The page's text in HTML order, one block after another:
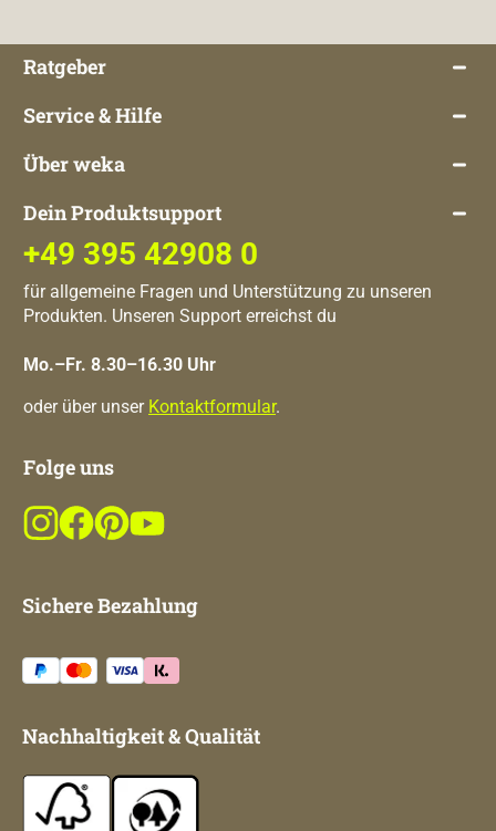
Ratgeber
Service & Hilfe
Über weka
Dein Produktsupport
+49 395 42908 0
für allgemeine Fragen und Unterstützung zu unseren
Produkten. Unseren Support erreichst du
Mo.–Fr. 8.30–16.30 Uhr
oder über unser Kontaktformular.
Folge uns
Sichere Bezahlung
Nachhaltigkeit & Qualität